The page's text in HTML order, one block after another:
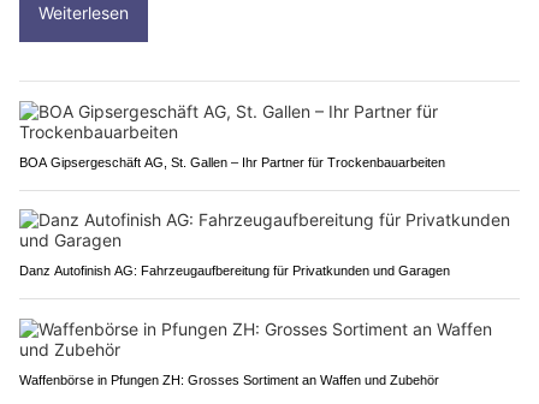
Weiterlesen
BOA Gipsergeschäft AG, St. Gallen – Ihr Partner für Trockenbauarbeiten
Danz Autofinish AG: Fahrzeugaufbereitung für Privatkunden und Garagen
Waffenbörse in Pfungen ZH: Grosses Sortiment an Waffen und Zubehör